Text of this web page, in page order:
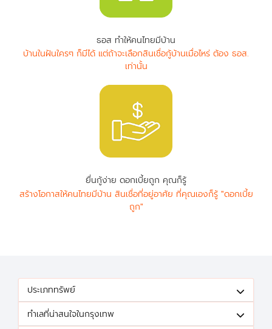
ธอส ทำให้คนไทยมีบ้าน
บ้านในฝันใครๆ ก็มีได้ แต่ถ้าจะเลือกสินเชื่อกู้บ้านเมื่อไหร่ ต้อง ธอส.
เท่านั้น
ยื่นกู้ง่าย ดอกเบี้ยถูก คุณก็รู้
สร้างโอกาสให้คนไทยมีบ้าน สินเชื่อที่อยู่อาศัย ที่คุณเองก็รู้ "ดอกเบี้ย
ถูก"
ประเภททรัพย์
ทำเลที่น่าสนใจในกรุงเทพ